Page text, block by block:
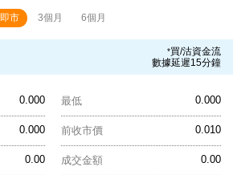
即市 3個月 6個月
*買/沽資金流
數據延遲15分鐘
0.000 0.000
最低
0.000 0.010
前收市價
0.00 0.00
成交金額